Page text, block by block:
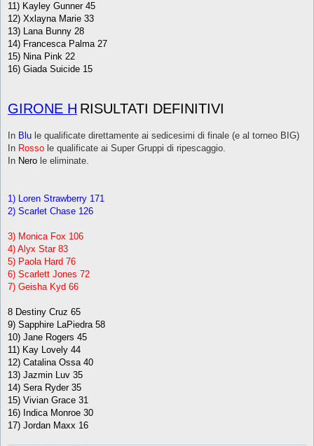
11) Kayley Gunner 45
12) Xxlayna Marie 33
13) Lana Bunny 28
14) Francesca Palma 27
15) Nina Pink 22
16) Giada Suicide 15
GIRONE H RISULTATI DEFINITIVI
In Blu le qualificate direttamente ai sedicesimi di finale (e al torneo BIG)
In Rosso le qualificate ai Super Gruppi di ripescaggio.
In Nero le eliminate.
1) Loren Strawberry 171
2) Scarlet Chase 126
3) Monica Fox 106
4) Alyx Star 83
5) Paola Hard 76
6) Scarlett Jones 72
7) Geisha Kyd 66
8 Destiny Cruz 65
9) Sapphire LaPiedra 58
10) Jane Rogers 45
11) Kay Lovely 44
12) Catalina Ossa 40
13) Jazmin Luv 35
14) Sera Ryder 35
15) Vivian Grace 31
16) Indica Monroe 30
17) Jordan Maxx 16